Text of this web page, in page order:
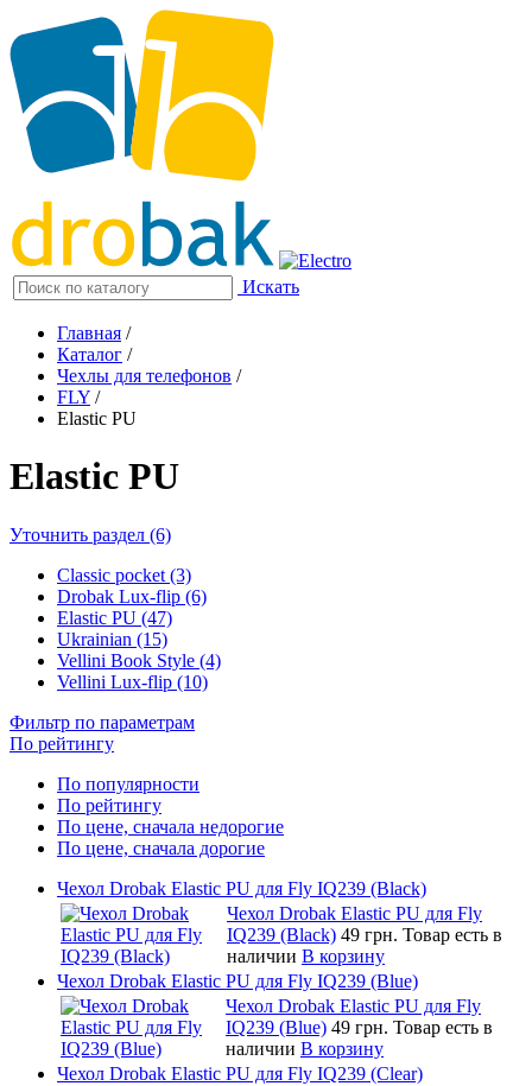
Искать
Главная /
Каталог /
Чехлы для телефонов /
FLY /
Elastic PU
Elastic PU
Уточнить раздел (6)
Classic pocket (3)
Drobak Lux-flip (6)
Elastic PU (47)
Ukrainian (15)
Vellini Book Style (4)
Vellini Lux-flip (10)
Фильтр по параметрам
По рейтингу
По популярности
По рейтингу
По цене, сначала недорогие
По цене, сначала дорогие
Чехол Drobak Elastic PU для Fly IQ239 (Black)
Чехол Drobak Elastic PU для Fly
IQ239 (Black) 49 грн. Товар есть в
наличии В корзину
Чехол Drobak Elastic PU для Fly IQ239 (Blue)
Чехол Drobak Elastic PU для Fly
IQ239 (Blue) 49 грн. Товар есть в
наличии В корзину
Чехол Drobak Elastic PU для Fly IQ239 (Clear)